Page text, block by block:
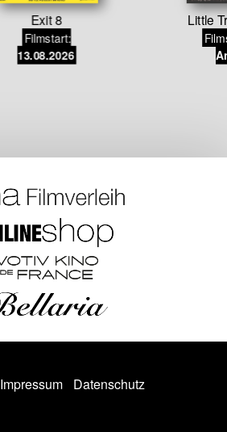
Exit 8
Filmstart:
13.08.2026
Little
Impressum
Datenschutz